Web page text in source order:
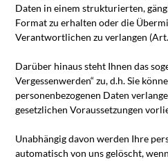
Daten in einem strukturierten,
Format zu erhalten oder die
Verantwortlichen zu verlangen
Darüber hinaus steht Ihnen das
Vergessenwerden“ zu, d.h. Sie
personenbezogenen Daten
gesetzlichen Voraussetzungen
Unabhängig davon werden Ihre
automatisch von uns gelöscht,